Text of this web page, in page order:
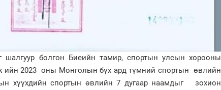
шалгуур болгон Биеийн тамир, спортын улсын хорооны
ийн 2023 оны Монголын бүх ард түмний спортын өвлийн
хүүхдийн спортын өвлийн 7 дугаар наамдыг зохион